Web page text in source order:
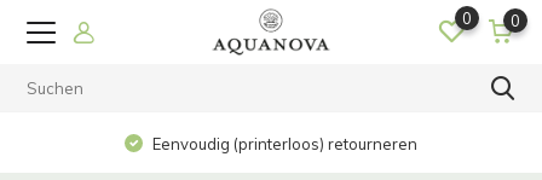
0 0
Eenvoudig (printerloos) retourneren